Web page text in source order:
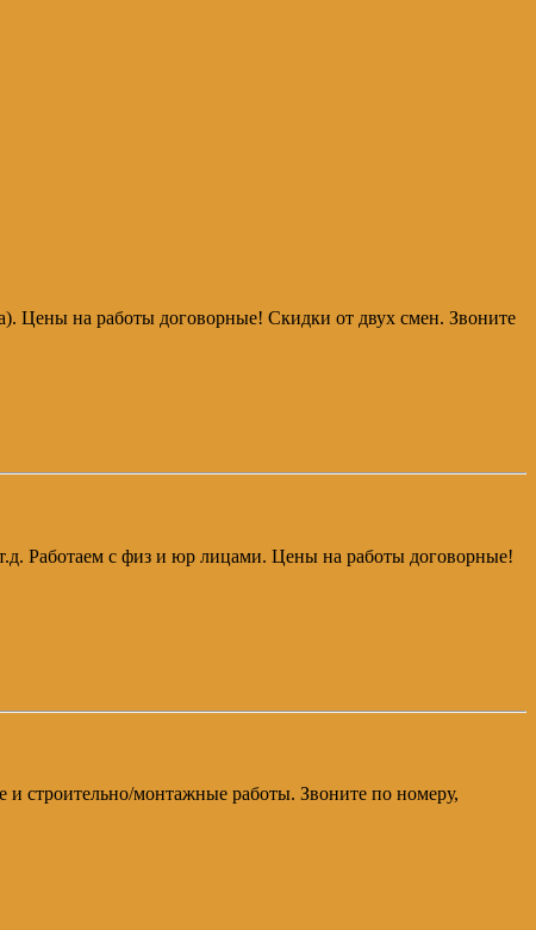
Цены на работы договорные! Скидки от двух смен. Звоните
Работаем с физ и юр лицами. Цены на работы договорные!
строительно/монтажные работы. Звоните по номеру,